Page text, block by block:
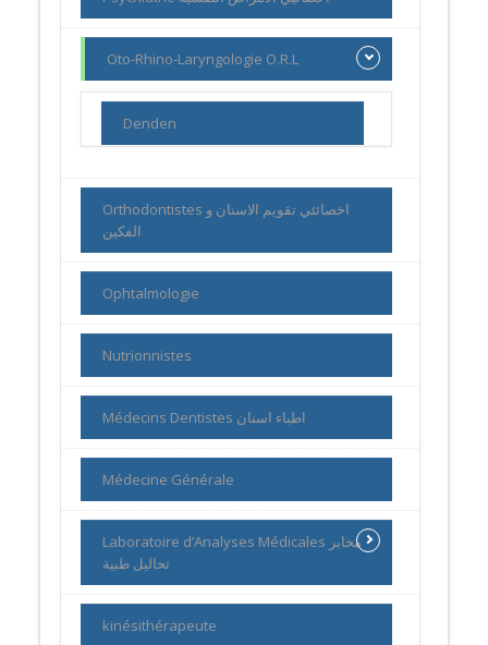
Oto-Rhino-Laryngologie O.R.L
Denden
Orthodontistes اخصائئي تقويم الاسنان و
الفكين
Ophtalmologie
Nutrionnistes
Médecins Dentistes اطباء اسنان
Médecine Générale
Laboratoire d’Analyses Médicales مخابر
تحاليل طبية
kinésithérapeute